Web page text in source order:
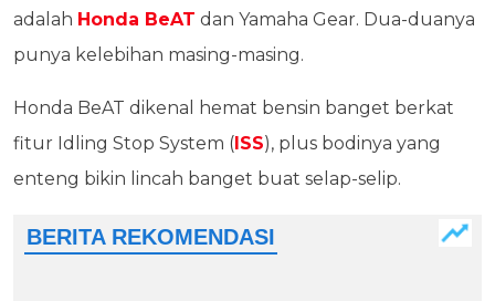
adalah Honda BeAT dan Yamaha Gear. Dua-duanya
punya kelebihan masing-masing.
Honda BeAT dikenal hemat bensin banget berkat
fitur Idling Stop System (ISS), plus bodinya yang
enteng bikin lincah banget buat selap-selip.